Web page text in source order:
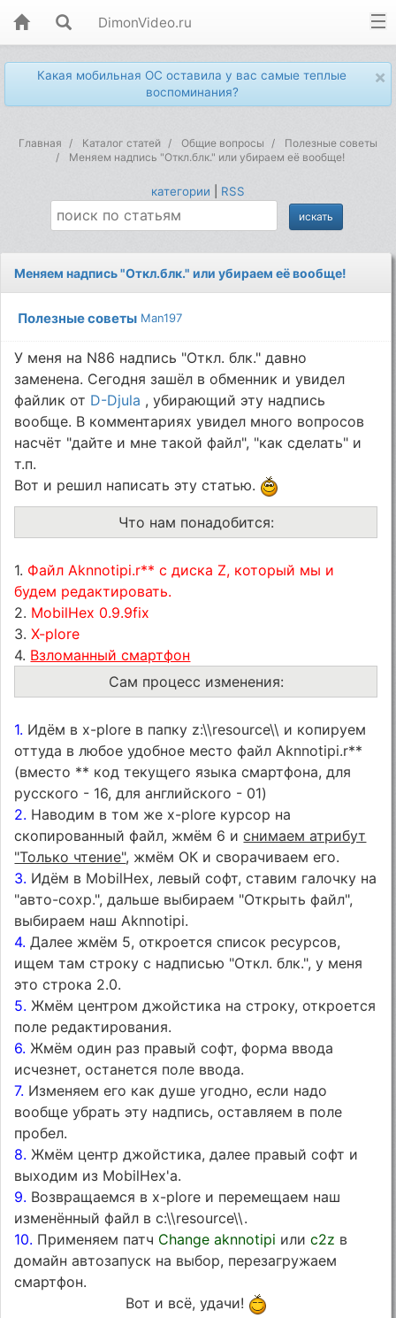
DimonVideo.ru
×
Какая мобильная ОС оставила у вас самые теплые
воспоминания?
Главная Каталог статей Общие вопросы
Полезные советы
Меняем надпись "Откл.блк." или убираем её вообще!
категории RSS
Меняем надпись "Откл.блк." или убираем её вообще!
Полезные советы Man197
У меня на N86 надпись "Откл. блк." давно
заменена. Сегодня зашёл в обменник и увидел
файлик от D-Djula , убирающий эту надпись
вообще. В комментариях увидел много вопросов
насчёт "дайте и мне такой файл", "как сделать" и
т.п.
Вот и решил написать эту статью.
Что нам понадобится:
1. Файл Aknnotipi.r** с диска Z, который мы и
будем редактировать.
2. MobilHex 0.9.9fix
3.X-plore
4. Взломанный смартфон
Сам процесс изменения:
1. Идём в x-plore в папку z:\\resource\\ и копируем
оттуда в любое удобное место файл Aknnotipi.r**
(вместо ** код текущего языка смартфона, для
русского - 16, для английского - 01)
2. Наводим в том же x-plore курсор на
скопированный файл, жмём 6 иснимаем атрибут
"Только чтение", жмём ОК и сворачиваем его.
3. Идём в MobilHex, левый софт, ставим галочку на
"авто-сохр.", дальше выбираем "Открыть файл",
выбираем наш Aknnotipi.
4. Далее жмём 5, откроется список ресурсов,
ищем там строку с надписью "Откл. блк.", у меня
это строка 2.0.
5. Жмём центром джойстика на строку, откроется
поле редактирования.
6. Жмём один раз правый софт, форма ввода
исчезнет, останется поле ввода.
7. Изменяем его как душе угодно, если надо
вообще убрать эту надпись, оставляем в поле
пробел.
8. Жмём центр джойстика, далее правый софт и
выходим из MobilHex'а.
9. Возвращаемся в x-plore и перемещаем наш
изменённый файл в c:\\resource\\.
10. Применяем патч Change aknnotipi илиc2z в
домайн автозапуск на выбор, перезагружаем
смартфон.
Вот и всё, удачи!